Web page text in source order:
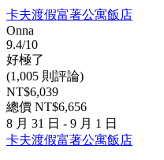
卡夫渡假富著公寓飯店
Onna
9.4/10
好極了
(1,005 則評論)
NT$6,039
總價 NT$6,656
8 月 31 日 - 9 月 1 日
卡夫渡假富著公寓飯店